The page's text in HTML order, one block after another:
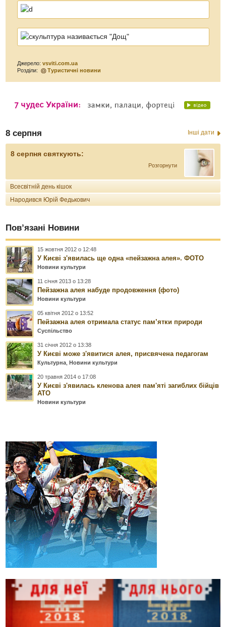
Джерело:vsviti.com.ua
Розділи:
Туристичні новини
8 серпня Інші дати
8 серпня святкують:
Розгорнути
Всесвітній день кішок
Народився Юрій Федькович
Пов’язані Новини
15 жовтня 2012 о 12:48
У Києві з'явилась ще одна «пейзажна алея». ФОТО
Новини культури
11 січня 2013 о 13:28
Пейзажна алея набуде продовження (фото)
Новини культури
05 квітня 2012 о 13:52
Пейзажна алея отримала статус пам’ятки природи
Суспільство
31 січня 2012 о 13:38
У Києві може з'явитися алея, присвячена педагогам
Культурна ,Новини культури
20 травня 2014 о 17:08
У Києві з'явилась кленова алея пам'яті загиблих бійців
АТО
Новини культури